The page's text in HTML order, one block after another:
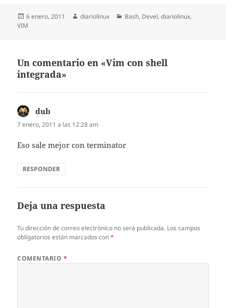
Publicado
el
6 enero, 2011 Autor
diariolinux Categorías
Bash, Devel,diariolinux,
VIM
Un comentario en «Vim con shell
integrada»
dub
7 enero, 2011 a las 12:28 am
Eso sale mejor con terminator
RESPONDER
Deja una respuesta
Tu dirección de correo electrónico no será publicada. Los campos
obligatorios están marcados con*
COMENTARIO *